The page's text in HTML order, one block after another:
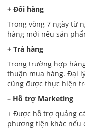
+ Đổi hàng
Trong vòng 7 ngày từ
hàng mới nếu sản
+ Trả hàng
Trong trường hợp
thuận mua hàng. Đại
cũng được thực hiện
– Hỗ trợ Marketing
+ Được hỗ trợ quảng
phương tiện khác nếu